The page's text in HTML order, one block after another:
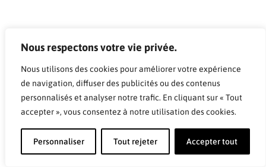
Nous respectons votre vie privée.
Nous utilisons des cookies pour améliorer votre expérience
de navigation, diffuser des publicités ou des contenus
personnalisés et analyser notre trafic. En cliquant sur « Tout
accepter », vous consentez à notre utilisation des cookies.
Personnaliser Tout rejeter Accepter tout